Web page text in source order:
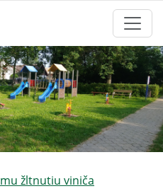
žltnutiu viniča